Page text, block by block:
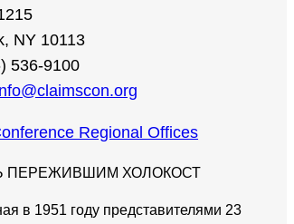
NY 10113
536-9100
Regional Offices
ПЕРЕЖИВШИМ ХОЛОКОСТ
в 1951 году представителями 23